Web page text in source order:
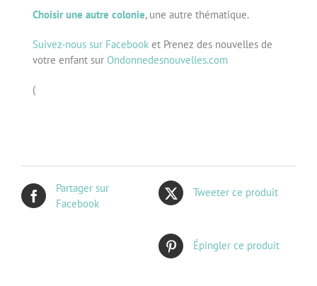
Choisir une autre colonie, une autre thématique.
Suivez-nous sur Facebooket Prenez des nouvelles de
votre enfant sur Ondonnedesnouvelles.com
(
Partager sur
Facebook
Tweeter ce produit
Épingler ce produit